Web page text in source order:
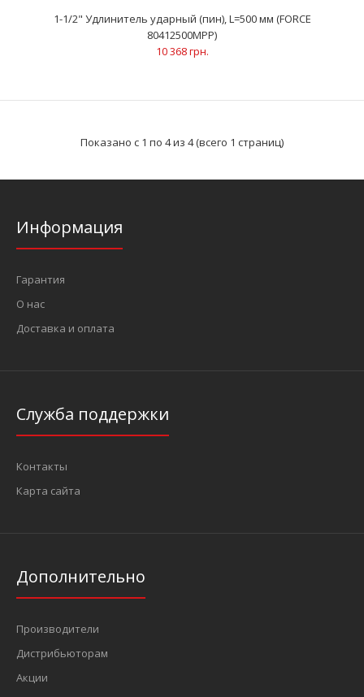
1-1/2" Удлинитель ударный (пин), L=500 мм (FORCE
1-1/2" Удлинитель ударный (пин), L=500 мм (FORCE
80412500MPP)
10 368 грн.
Показано с 1 по 4 из 4 (всего 1 страниц)
Информация
Гарантия
О нас
Доставка и оплата
Служба поддержки
Контакты
Карта сайта
Дополнительно
Производители
Дистрибьюторам
Акции